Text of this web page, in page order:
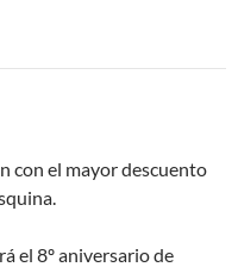
con el mayor descuento
el 8º aniversario de